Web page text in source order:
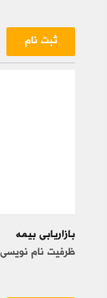
ثبت نام
بازاریابی بیمه
ظرفیت نام